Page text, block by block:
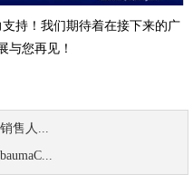
持！我们期待着在接下来的广
与您再见！
售人...